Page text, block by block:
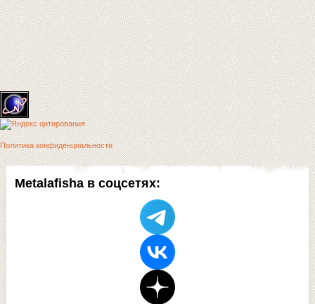
Metalafisha в соцсетях:
Политика конфиденциальности